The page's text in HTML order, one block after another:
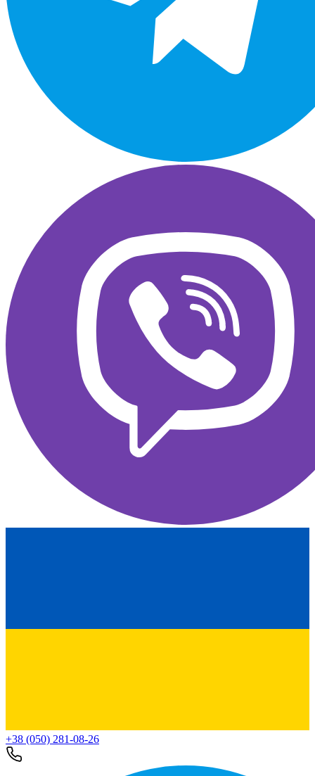
+38 (050) 281-08-26